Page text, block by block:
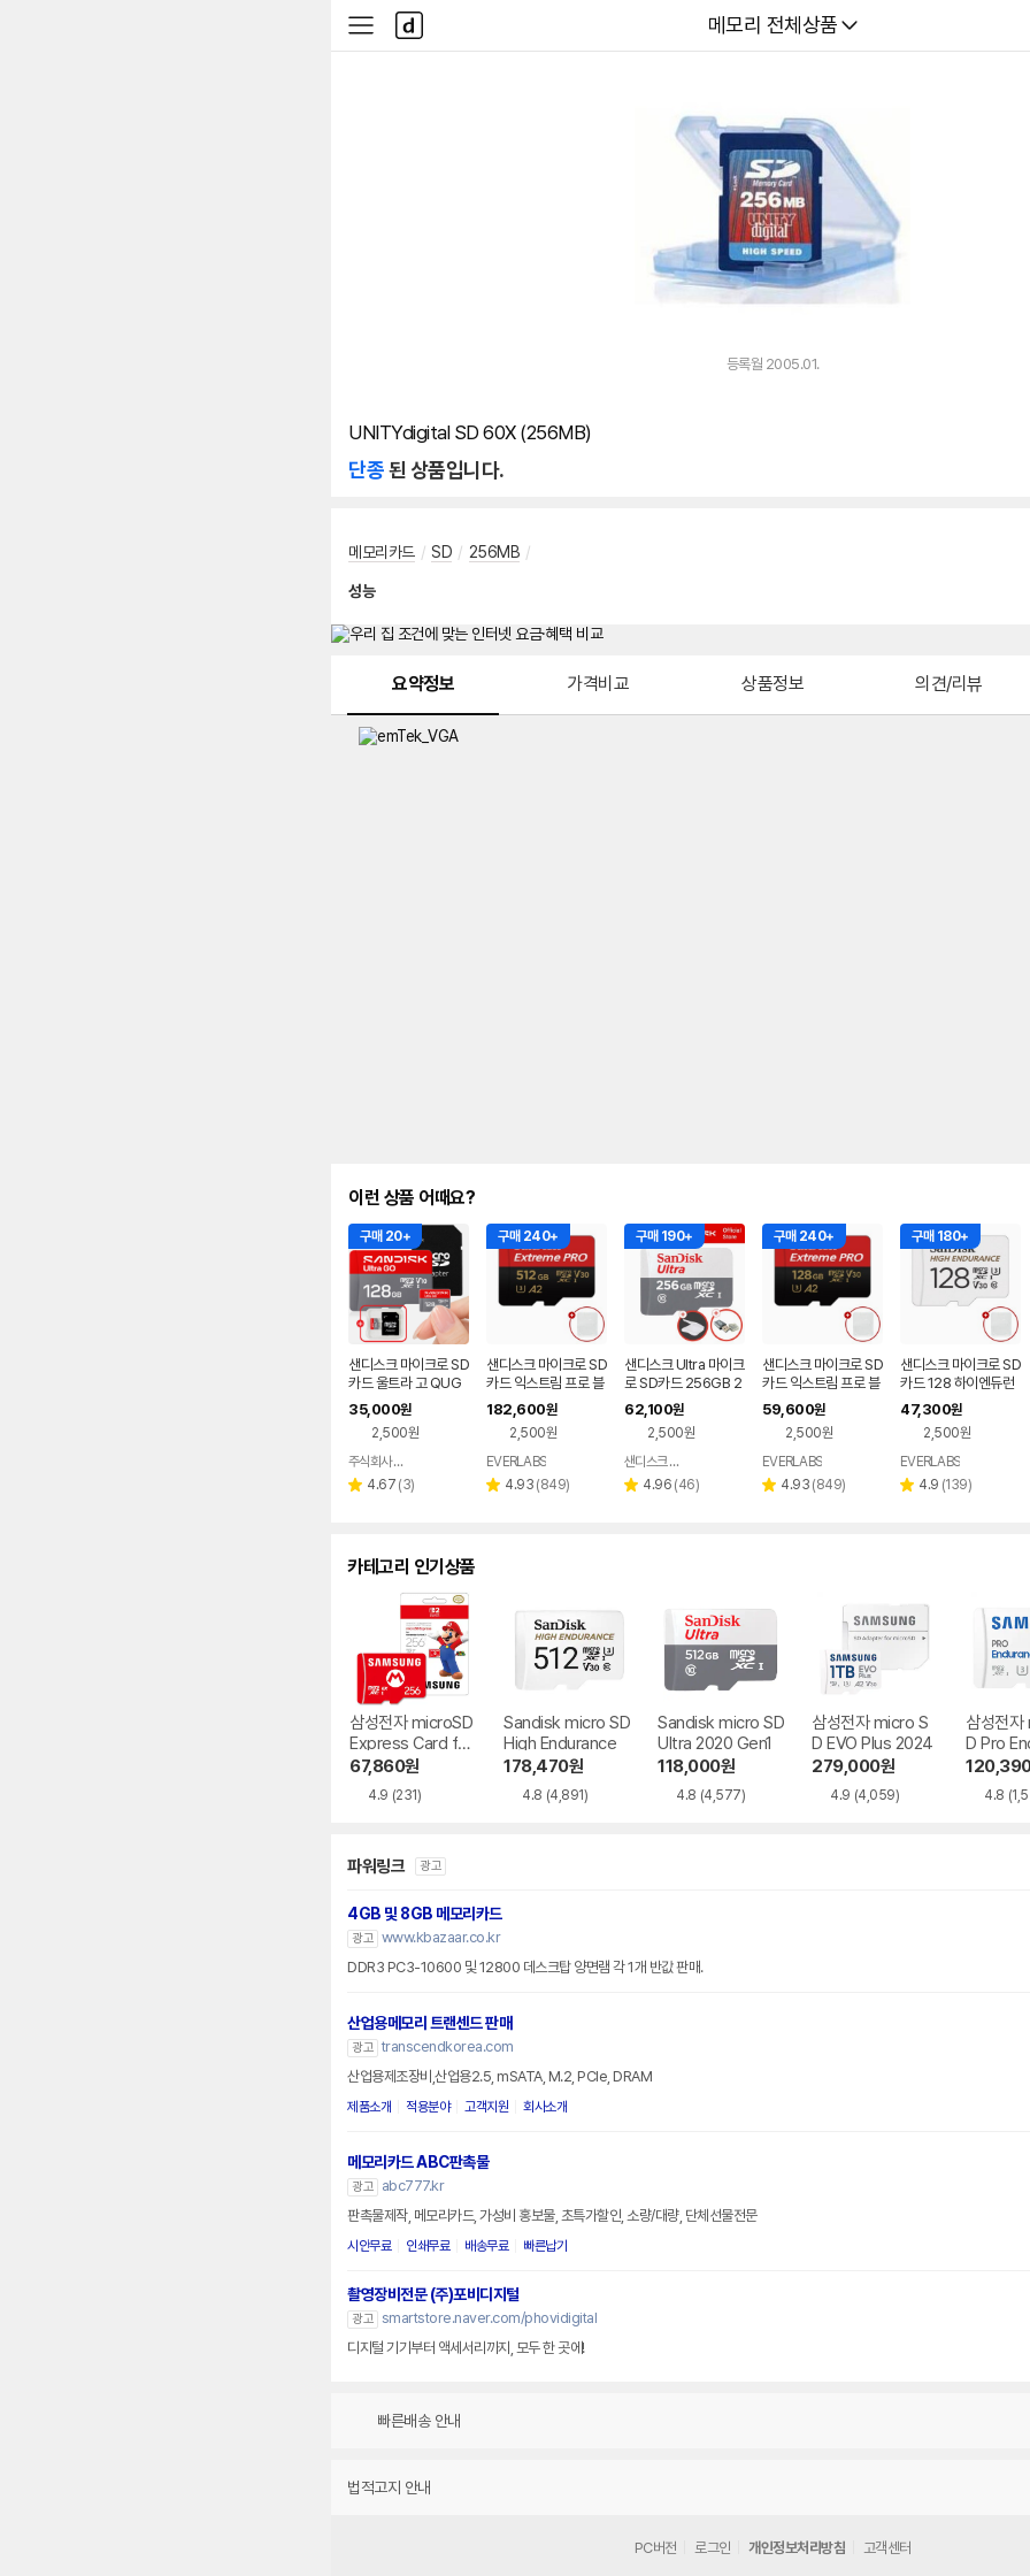
다나와
메모리 전체상품
사
이
다
나
와
등록월 2005.01.
UNITYdigital SD 60X (256MB)
단종된 상품입니다.
메모리카드 / SD / 256MB /
성능
요약정보 가격비교 상품정보 의견/리뷰
이런 상품 어때요?
구매 20+
샌디스크 마이크로 SD
카드 울트라 고 QUG
NPID 128기가 128G
B 핸드폰 블랙박스 TF
외장메모리 + 메모리
케이스
35,000원
2,500원
주식회사 피아이디
별 4.67 리
(3)
구매 240+
샌디스크 마이크로 SD
카드 익스트림 프로 블
랙박스 카메라 메모리
+케이스 512GB
182,600원
2,500원
페이
EVERLABS
별 4.93 리
(849)
구매 190+
샌디스크 Ultra 마이크
로 SD카드 256GB 2
56기가 핸드폰 닌텐도
블랙박스 메모리 QUN
R + 메모리케이스+리
더기 2종패키지
62,100원
2,500원
페이
샌디스크 공식인증 판매처
별 4.96 리
(46)
구매 240+
샌디스크 마이크로 SD
카드 익스트림 프로 블
랙박스 카메라 메모리
+케이스 128GB
59,600원
2,500원
페이
EVERLABS
별 4.93 리
(849)
구매 180+
샌디스크 마이크로 SD
카드 128 하이엔듀런
스 블랙박스 메모리
+케이스 128GB
47,300원
2,500원
페이
EVERLABS
별 4.9 리
(139)
카테고리 인기상품
삼성전자 microSD
Express Card for
Nintendo Switch
67,860원
4.9 (231)
Sandisk micro SD
High Endurance
178,470원
4.8 (4,891)
Sandisk micro SD
Ultra 2020 Gen1
118,000원
4.8 (4,577)
삼성전자 micro S
D EVO Plus 2024
279,000원
4.9 (4,059)
삼성전
D Pro
2022
4.8
파워링크 광고
4GB 및 8GB 메모리카드
광고 www.kbazaar.co.kr
DDR3 PC3-10600 및 12800 데스크탑 양면램 각 1개 반값 판매.
산업용메모리 트랜센드 판매
광고 transcendkorea.com
산업용제조장비,산업용2.5, mSATA, M.2, PCIe, DRAM
제품소개 적용분야 고객지원 회사소개
메모리카드 ABC판촉물
광고
abc777.kr
판촉물제작, 메모리카드, 가성비 홍보물, 초특가할인, 소량/대량, 단체선물전문
시안무료 인쇄무료 배송무료 빠른납기
촬영장비전문 (주)포비디지털
광고 smartstore.naver.com/phovidigital
디지털 기기부터 액세서리까지, 모두 한 곳에!
빠른배송 안내
법적고지 안내
PC버전 로그인 개인정보처리방침 고객센터